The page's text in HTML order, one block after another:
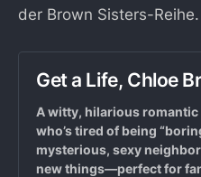
der Brown Sisters-Reihe.
Get a Life, Chloe
A witty, hilarious
who’s tired of being
mysterious, sexy
new things—perfect for